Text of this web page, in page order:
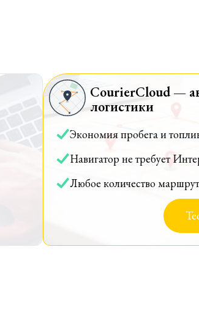
CourierCloud —
логистики
Экономия пробега и
Навигатор не требует
Любое количество